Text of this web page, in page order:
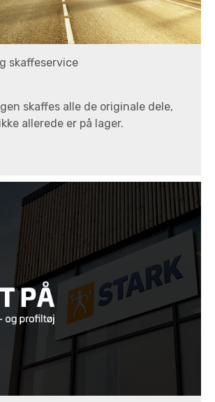
skaffeservice
skaffes alle de originale dele,
allerede er på lager.